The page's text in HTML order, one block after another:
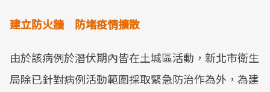
建立防火牆 防堵疫情擴散
由於該病例於潛伏期內皆在土城區活動，新北市衛生
局除已針對病例活動範圍採取緊急防治作為外，為建